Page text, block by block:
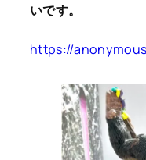
いです。
https://